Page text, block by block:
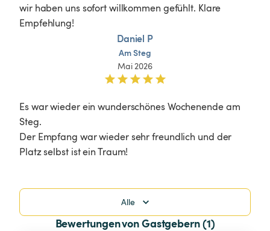
wir haben uns sofort willkommen gefühlt. Klare
Empfehlung!
Daniel P
AmSteg
Mai 2026
Es war wieder ein wunderschönes Wochenende am
Steg.
Der Empfang war wieder sehr freundlich und der
Platz selbst ist ein Traum!
Alle
Bewertungen von Gastgebern (1)